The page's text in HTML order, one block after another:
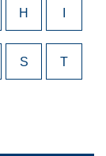
H
S T